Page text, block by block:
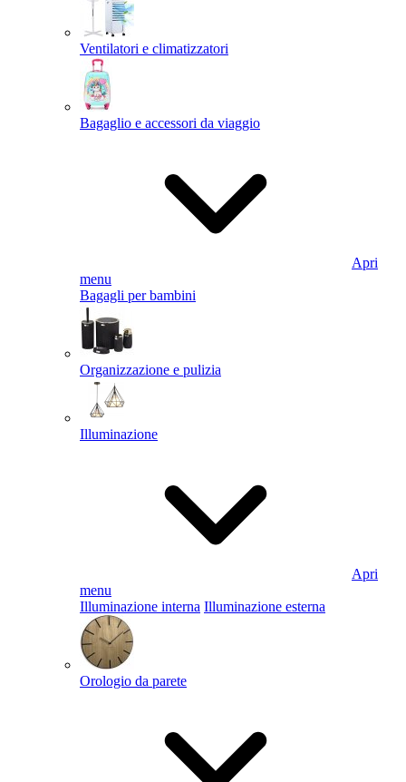
Ventilatori e climatizzatori
Bagaglio e accessori da viaggio
Apri
menu
Bagagli per bambini
Organizzazione e pulizia
Illuminazione
Apri
menu
Illuminazione interna Illuminazione esterna
Orologio da parete